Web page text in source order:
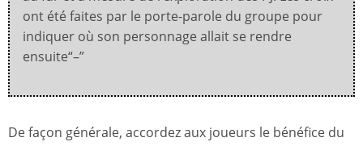
ont été faites par le porte-parole du groupe pour
indiquer où son personnage allait se rendre
ensuite“–”
De façon générale, accordez aux joueurs le bénéfice du